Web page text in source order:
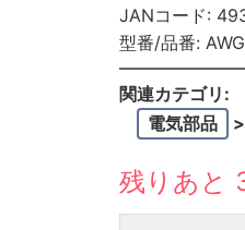
JANコード:
型番/品番:
関連カテゴリ:
電気部品
>
残りあと